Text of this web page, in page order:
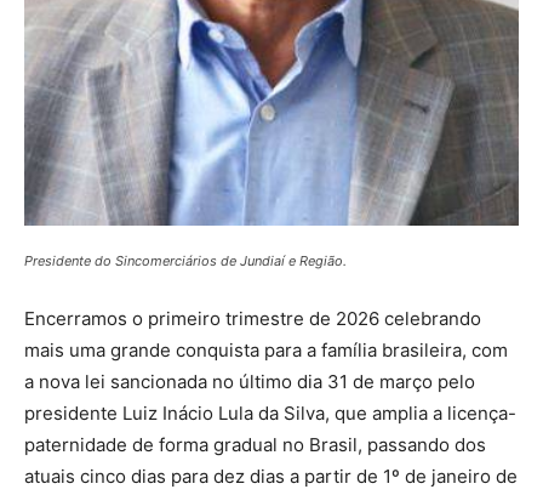
Presidente do Sincomerciários de Jundiaí e Região.
Encerramos o primeiro trimestre de 2026 celebrando
mais uma grande conquista para a família brasileira, com
a nova lei sancionada no último dia 31 de março pelo
presidente Luiz Inácio Lula da Silva, que amplia a licença-
paternidade de forma gradual no Brasil, passando dos
atuais cinco dias para dez dias a partir de 1º de janeiro de